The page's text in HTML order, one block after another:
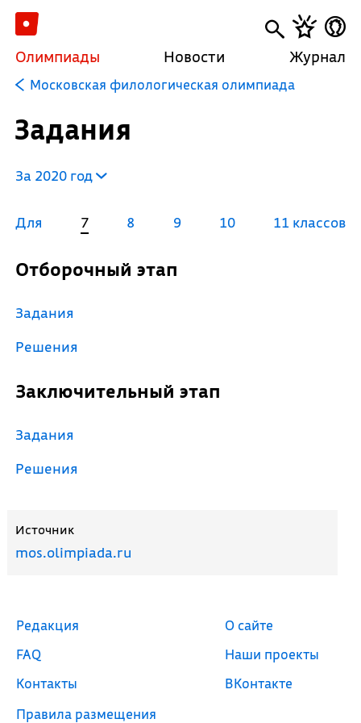
Олимпиады Новости Журнал
Московская филологическая олимпиада
Задания
За 2020 год
Для 7 8 9 10 11 классов
Отборочный этап
Задания
Решения
Заключительный этап
Задания
Решения
Источник
mos.olimpiada.ru
Редакция
FAQ
Контакты
Правила размещения
О сайте
Наши проекты
ВКонтакте